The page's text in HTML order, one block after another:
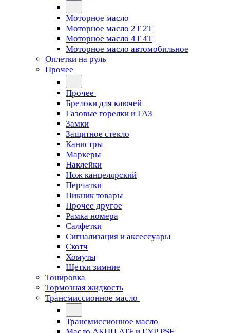
Моторное масло
Моторное масло 2Т 2T
Моторное масло 4Т 4T
Моторное масло автомобильное
Оплетки на руль
Прочее
Прочее
Брелоки для ключей
Газовые горелки и ГАЗ
Замки
Защитное стекло
Канистры
Маркеры
Наклейки
Нож канцелярский
Перчатки
Пикник товары
Прочее другое
Рамка номера
Салфетки
Сигнализация и аксессуары
Скотч
Хомуты
Щетки зимние
Тонировка
Тормозная жидкость
Трансмиссионное масло
Трансмиссионное масло